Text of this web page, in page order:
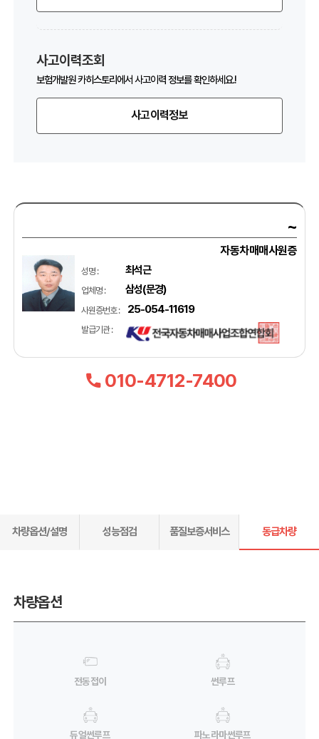
사고이력조회
보험개발원 카히스토리에서 사고이력 정보를 확인하세요.!
사고이력정보
~
자동차매매사원증
성명 : 최석근
업체명 : 삼성(문경)
사원증번호 : 25-054-11619
발급기관 :
010-4712-7400
차량옵션/설명 성능점검 품질보증서비스 동급차량
차량옵션
전동접이 썬루프
듀얼썬루프 파노라마썬루프